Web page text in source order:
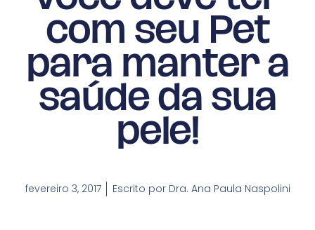
com seu Pet
para manter a
saúde da sua
pele!
fevereiro 3, 2017 Escrito porDra. Ana Paula Naspolini